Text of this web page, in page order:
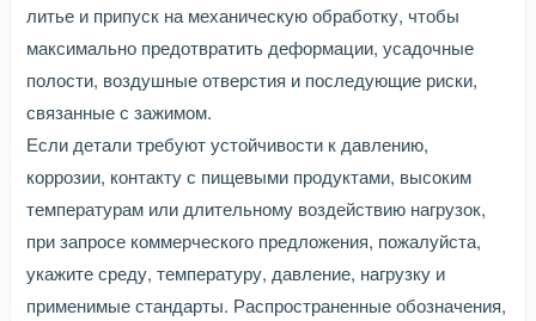
литье и припуск на механическую обработку, чтобы
максимально предотвратить деформации, усадочные
полости, воздушные отверстия и последующие риски,
связанные с зажимом.
Если детали требуют устойчивости к давлению,
коррозии, контакту с пищевыми продуктами, высоким
температурам или длительному воздействию нагрузок,
при запросе коммерческого предложения, пожалуйста,
укажите среду, температуру, давление, нагрузку и
применимые стандарты. Распространенные обозначения,